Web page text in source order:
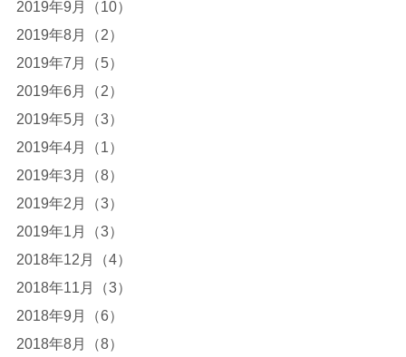
2019年9月（10）
2019年8月（2）
2019年7月（5）
2019年6月（2）
2019年5月（3）
2019年4月（1）
2019年3月（8）
2019年2月（3）
2019年1月（3）
2018年12月（4）
2018年11月（3）
2018年9月（6）
2018年8月（8）